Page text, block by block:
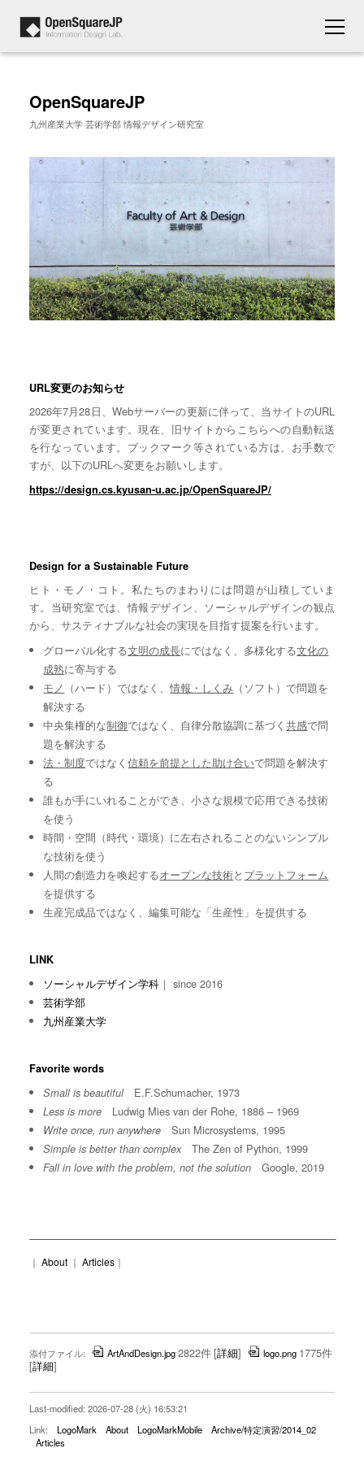
OpenSquareJP
九州産業大学 芸術学部 情報デザイン研究室
URL変更のお知らせ
2026年7月28日、Webサーバーの更新に伴って、当サイトのURL
が変更されています。現在、旧サイトからこちらへの自動転送
を行なっています。ブックマーク等されている方は、お手数で
すが、以下のURLへ変更をお願いします。
https://design.cs.kyusan-u.ac.jp/OpenSquareJP/
Design for a Sustainable Future
ヒト・モノ・コト。私たちのまわりには問題が山積していま
す。当研究室では、情報デザイン、ソーシャルデザインの観点
から、サスティナブルな社会の実現を目指す提案を行います。
グローバル化する文明の成長にではなく、多様化する文化の
成熟に寄与する
モノ （ハード）ではなく、情報・しくみ （ソフト）で問題を
解決する
中央集権的な制御ではなく、自律分散協調に基づく共感で問
題を解決する
法・制度ではなく信頼を前提とした助け合いで問題を解決す
る
誰もが手にいれることができ、小さな規模で応用できる技術
を使う
時間・空間（時代・環境）に左右されることのないシンプル
な技術を使う
人間の創造力を喚起するオープンな技術と プラットフォーム
を提供する
生産完成品ではなく、編集可能な「生産性」を提供する
LINK
ソーシャルデザイン学科 ｜ since 2016
芸術学部
九州産業大学
Favorite words
Small is beautifulE.F.Schumacher, 1973
Less is more Ludwig Mies van der Rohe, 1886 – 1969
Write once, run anywhere Sun Microsystems, 1995
Simple is better than complexThe Zen of Python, 1999
Fall in love with the problem, not the solution Google, 2019
｜ About｜ Articles｜
添付ファイル: ArtAndDesign.jpg2822件[詳細] logo.png 1775件
[詳細]
Last-modified: 2026-07-28 (火) 16:53:21
Link:
LogoMark About LogoMarkMobile
Archive/特定演習/2014_02
Articles